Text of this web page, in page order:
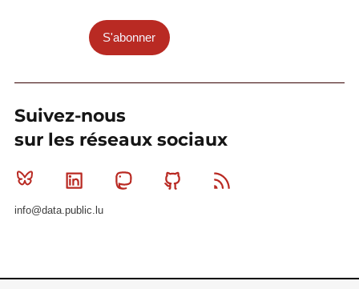
S'abonner
Suivez-nous
sur les réseaux sociaux
Bluesky Linkedin MastodonGithub
info@data.public.lu